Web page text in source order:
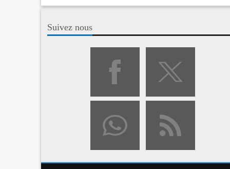
Suivez nous